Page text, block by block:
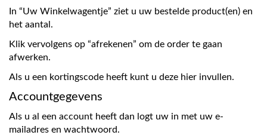
In “Uw Winkelwagentje” ziet u uw bestelde product(en) en
het aantal.
Klik vervolgens op “afrekenen” om de order te gaan
afwerken.
Als u een kortingscode heeft kunt u deze hier invullen.
Accountgegevens
Als u al een account heeft dan logt uw in met uw e-
mailadres en wachtwoord.